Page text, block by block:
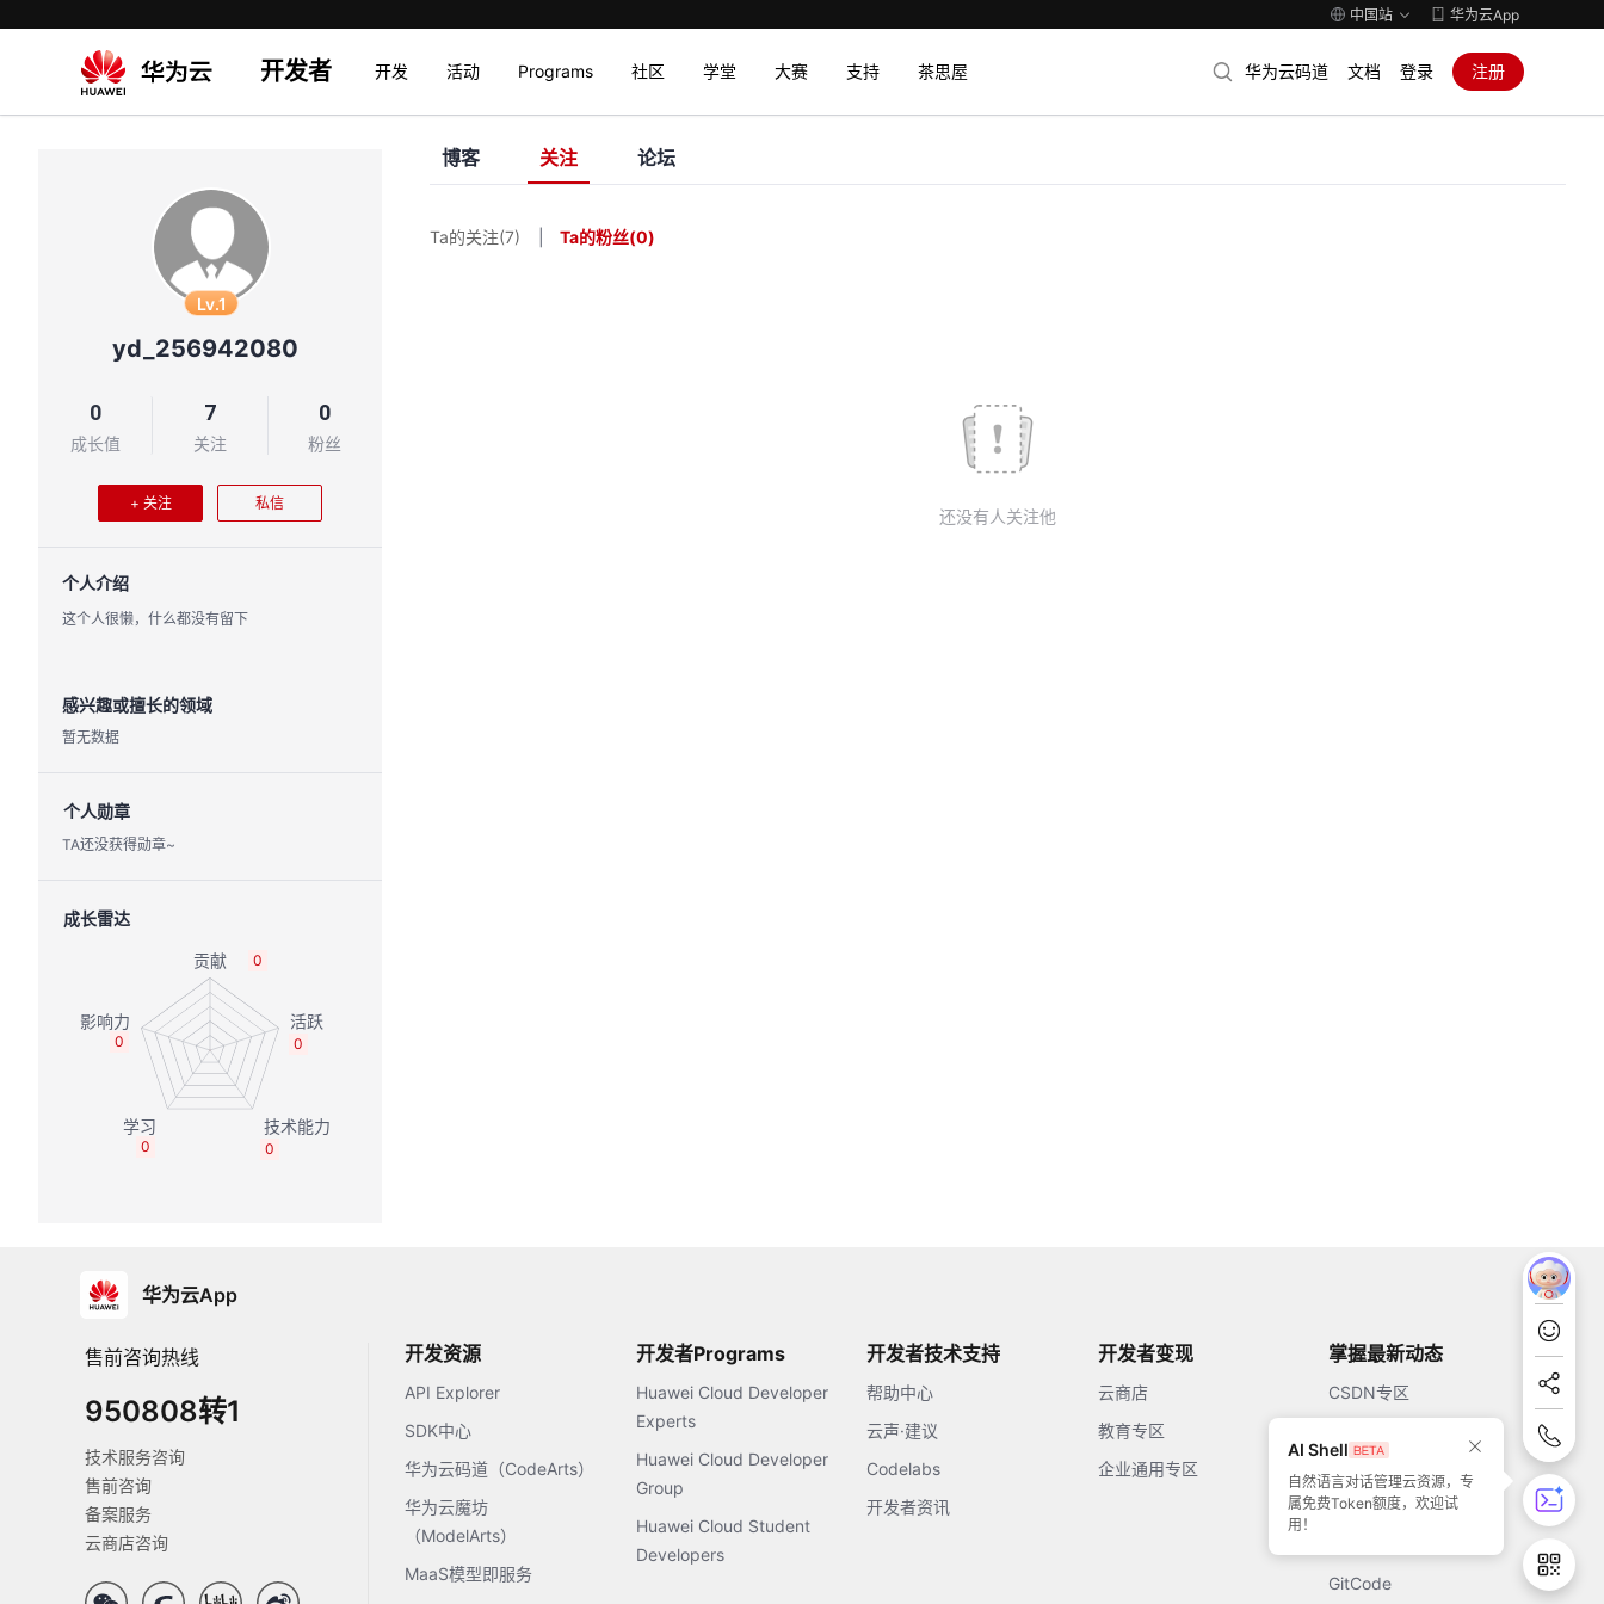
中国站 华为云App
开发者 开发 活动 Programs 社区 学堂 大赛 支持 茶思屋 华为云码道 文档 登录 注册
Lv.1
yd_256942080
0
成长值
7
关注
0
粉丝
+ 关注 私信
个人介绍
这个人很懒，什么都没有留下
感兴趣或擅长的领域
暂无数据
个人勋章
TA还没获得勋章~
成长雷达
0
0
0
0
0
博客 关注 论坛
Ta的关注(7) Ta的粉丝(0)
还没有人关注他
华为云App
售前咨询热线
950808转1
技术服务咨询
售前咨询
备案服务
云商店咨询
开发资源
API Explorer
SDK中心
华为云码道（CodeArts）
华为云魔坊
（ModelArts）
MaaS模型即服务
开发者Programs
Huawei Cloud Developer
Experts
Huawei Cloud Developer
Group
Huawei Cloud Student
Developers
开发者技术支持
帮助中心
云声·建议
Codelabs
开发者资讯
开发者变现
云商店
教育专区
企业通用专区
掌握最新动态
CSDN专区
51CTO
GitCode
AI Shell
自然语言对话管理云资源，专
属免费Token额度，欢迎试
用！